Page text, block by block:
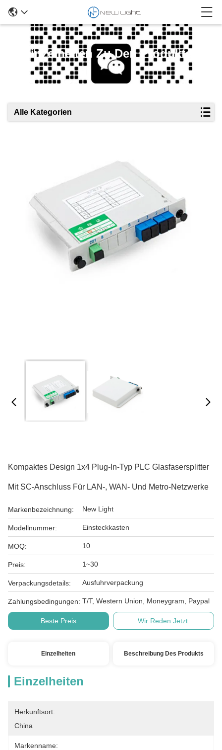
Einzelheiten Zu Den Produkten
Alle Kategorien
Kompaktes Design 1x4 Plug-In-Typ PLC Glasfasersplitter
Mit SC-Anschluss Für LAN-, WAN- Und Metro-Netzwerke
Markenbezeichnung: New Light
Modellnummer: Einsteckkasten
MOQ: 10
Preis: 1~30
Verpackungsdetails: Ausfuhrverpackung
Zahlungsbedingungen: T/T, Western Union, Moneygram, Paypal
Beste Preis Wir Reden Jetzt.
Einzelheiten Beschreibung Des Produkts
Einzelheiten
Herkunftsort:
China
Markenname: